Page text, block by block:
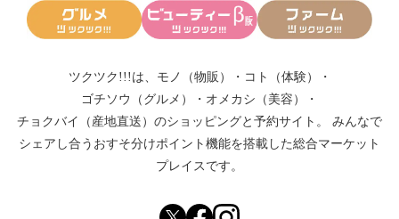
ツクツク!!!は、 モノ（物販） ・ コト（体験）
・
ゴチソウ（グルメ）
・ オメカシ（美容）
・
チョクバイ（産地直送） のショッピングと予約サイト。
みんなで
シェアし合う おすそ分けポイント機能を搭載した総合マーケット
プレイスです。